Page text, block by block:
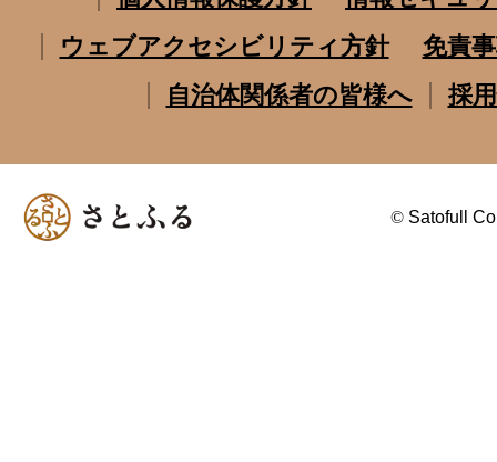
ウェブアクセシビリティ方針
免責
自治体関係者の皆様へ
採
© Satofull